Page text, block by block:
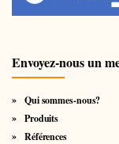
Envoyez-nous un
Qui sommes-nous?
Produits
Références